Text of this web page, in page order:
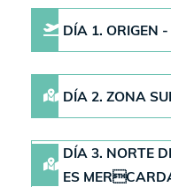
DÍA 1. ORIGEN
DÍA 2. ZONA
DÍA 3. NORTE
ES